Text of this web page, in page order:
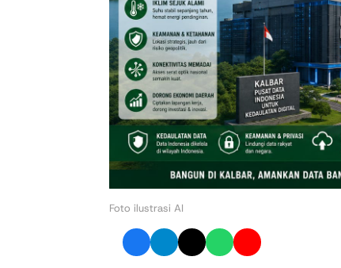
Foto ilustrasi AI